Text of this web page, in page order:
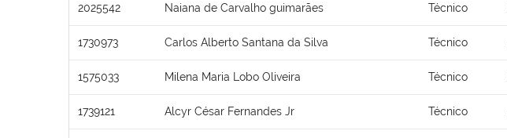
2025542 Naiana de Carvalho guimarães Técnico
1730973 Carlos Alberto Santana da Silva Técnico
1575033 Milena Maria Lobo Oliveira Técnico
1739121 Alcyr César Fernandes Jr Técnico